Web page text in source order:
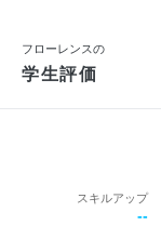
フローレンスの
学生評価
スキルアップ
--